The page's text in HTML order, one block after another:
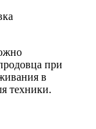
при
в
техники.